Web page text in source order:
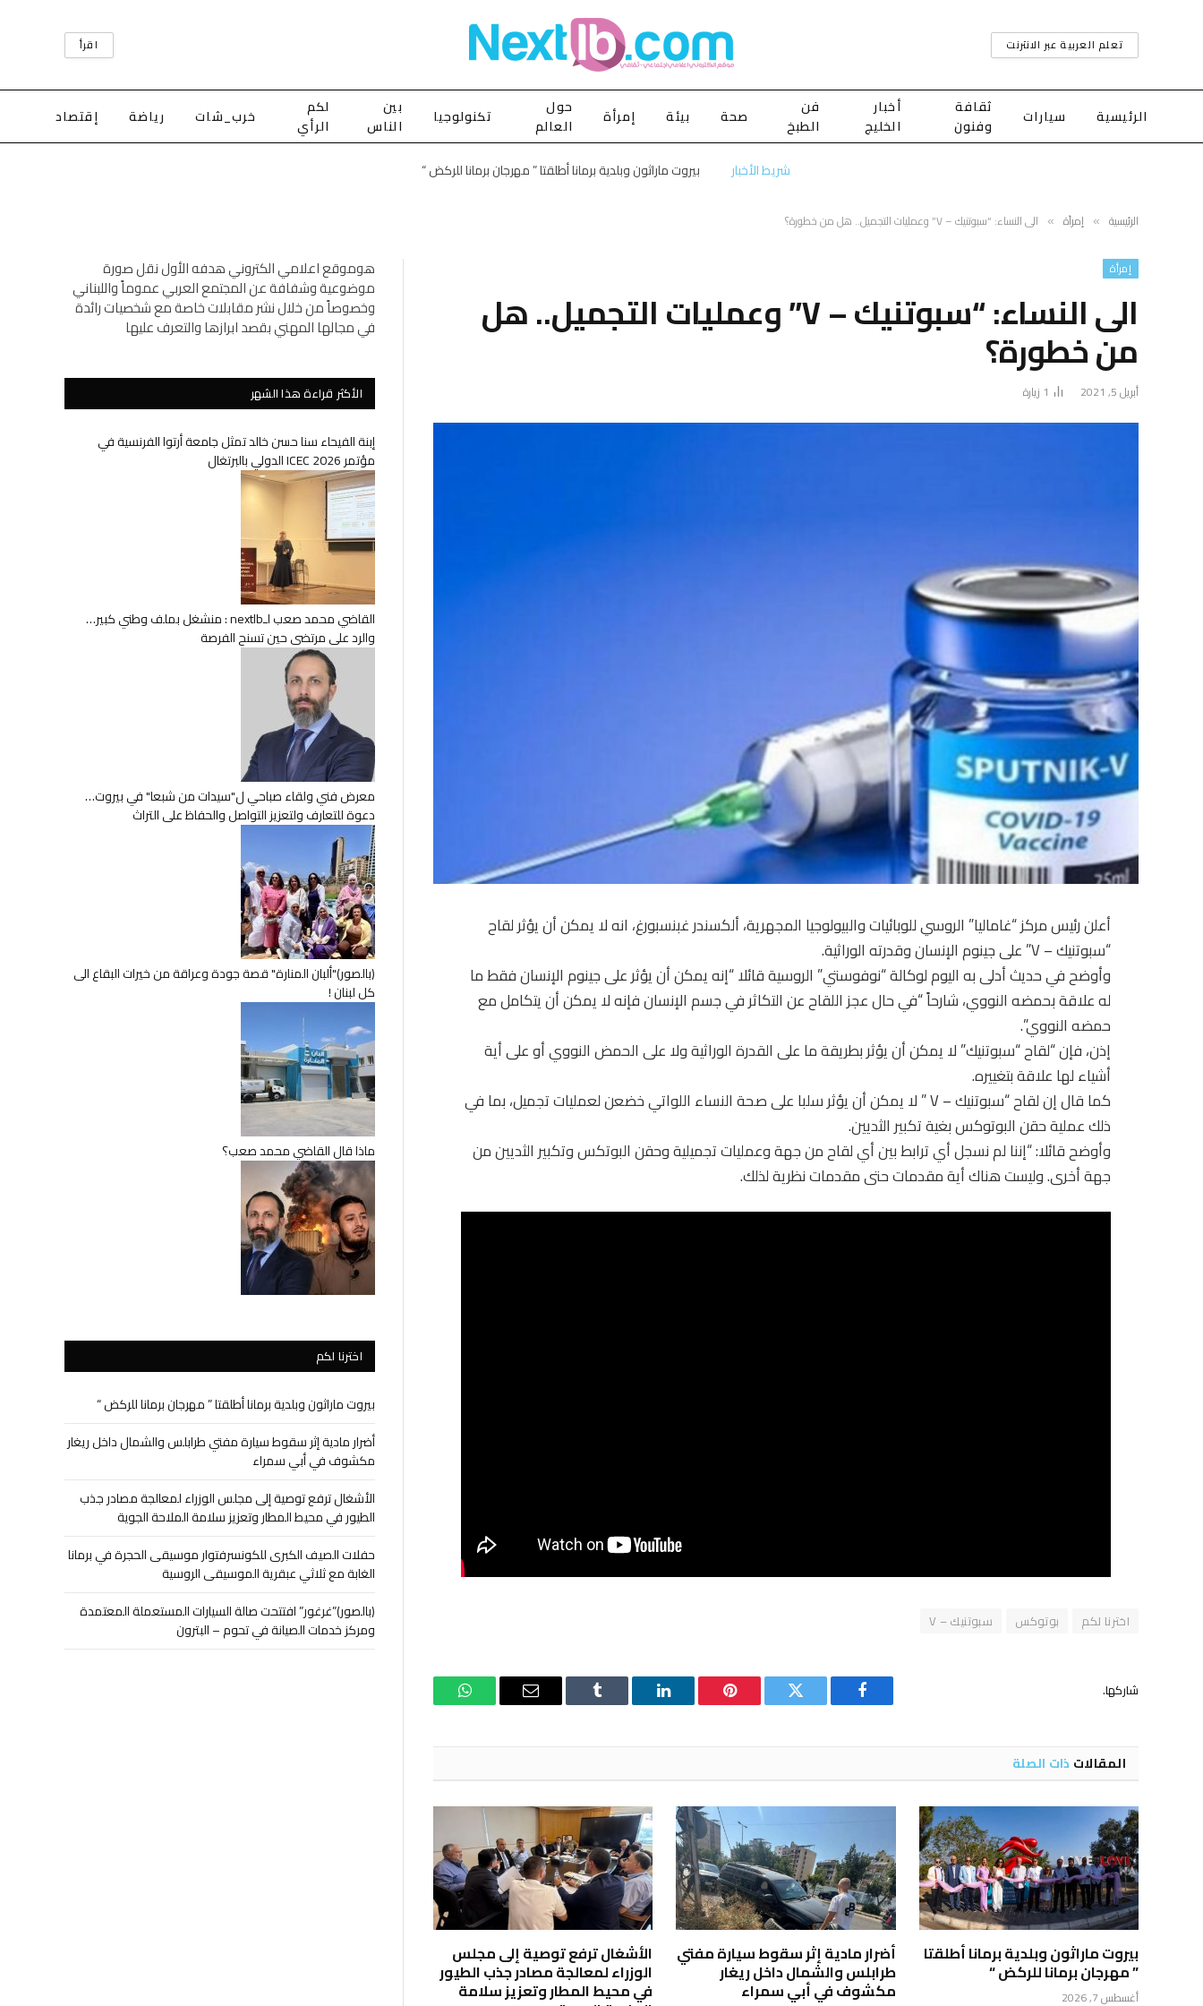
تعلم العربية عبر الانترنت اقرأ
الرئيسية سيارات
ثقافة
وفنون
أخبار
الخليج
فن
الطبخ
صحة بيئة إمرأة
حول
العالم
تكنولوجيا
بين
الناس
لكم
الرأي
خرب_شات رياضة إقتصاد
شريط الأخبار بيروت ماراثون وبلدية برمانا أطلقتا ” مهرجان برمانا للركض “
الرئيسية » إمرأة » الى النساء: “سبوتنيك – V” وعمليات التجميل.. هل من خطورة؟
إمرأة
الى النساء: “سبوتنيك – V” وعمليات التجميل.. هل
من خطورة؟
أبريل 5, 2021 1 زيارة
أعلن رئيس مركز “غاماليا” الروسي للوبائيات والبيولوجيا المجهرية، ألكسندر غبنسبورغ، انه لا يمكن أن يؤثر لقاح
“سبوتنيك – V” على جينوم الإنسان وقدرته الوراثية.
وأوضح في حديث أدلى به اليوم لوكالة “نوفوستي” الروسية قائلا “إنه يمكن أن يؤثر على جينوم الإنسان فقط ما
له علاقة بحمضه النووي، شارحاً “في حال عجز اللقاح عن التكاثر في جسم الإنسان فإنه لا يمكن أن يتكامل مع
حمضه النووي”.
إذن، فإن “لقاح “سبوتنيك” لا يمكن أن يؤثر بطريقة ما على القدرة الوراثية ولا على الحمض النووي أو على أية
أشياء لها علاقة بتغييره.
كما قال إن لقاح “سبوتنيك – V ” لا يمكن أن يؤثر سلبا على صحة النساء اللواتي خضعن لعمليات تجميل، بما في
ذلك عملية حقن البوتوكس بغية تكبير الثديين.
وأوضح قائلا: “إننا لم نسجل أي ترابط بين أي لقاح من جهة وعمليات تجميلية وحقن البوتكس وتكبير الثديين من
جهة أخرى. وليست هناك أية مقدمات حتى مقدمات نظرية لذلك.
اخترنا لكم بوتوكس سبوتنيك – V
شاركها.
فيسبوك تويتر بينتيريستلينكدإن Tumblr
البريد
واتساب
المقالات ذات الصلة
بيروت ماراثون وبلدية برمانا أطلقتا
” مهرجان برمانا للركض “
أغسطس 7, 2026
أضرار مادية إثر سقوط سيارة مفتي
طرابلس والشمال داخل ريغار
مكشوف في أبي سمراء
الأشغال ترفع توصية إلى مجلس
الوزراء لمعالجة مصادر جذب الطيور
في محيط المطار وتعزيز سلامة
هوموقع اعلامي الكتروني هدفه الأول نقل صورة
موضوعية وشفافة عن المجتمع العربي عموماً واللبناني
وخصوصاً من خلال نشر مقابلات خاصة مع شخصيات رائدة
في مجالها المهني بقصد ابرازها والتعرف عليها
الأكثر قراءة هذا الشهر
إبنة الفيحاء سنا حسن خالد تمثل جامعة أرتوا الفرنسية في
مؤتمر ICEC 2026 الدولي بالبرتغال
القاضي محمد صعب لـnextlb : منشغل بملف وطني كبير…
والرد على مرتضى حين تسنح الفرصة
معرض فني ولقاء صباحي ل"سيدات من شبعا" في بيروت…
دعوة للتعارف ولتعزيز التواصل والحفاظ على التراث
(بالصور)"ألبان المنارة" قصة جودة وعراقة من خيرات البقاع الى
كل لبنان !
ماذا قال القاضي محمد صعب؟
اخترنا لكم
بيروت ماراثون وبلدية برمانا أطلقتا ” مهرجان برمانا للركض “
أضرار مادية إثر سقوط سيارة مفتي طرابلس والشمال داخل ريغار
مكشوف في أبي سمراء
الأشغال ترفع توصية إلى مجلس الوزراء لمعالجة مصادر جذب
الطيور في محيط المطار وتعزيز سلامة الملاحة الجوية
حفلات الصيف الكبرى للكونسرفتوار موسيقى الحجرة في برمانا
الغابة مع ثلاثي عبقرية الموسيقى الروسية
(بالصور)”غرغور” افتتحت صالة السيارات المستعملة المعتمدة
ومركز خدمات الصيانة في تحوم – البترون